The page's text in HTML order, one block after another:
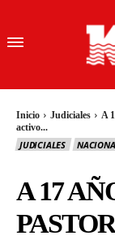
Inicio Judiciales
A
activo...
JUDICIALES
A 17